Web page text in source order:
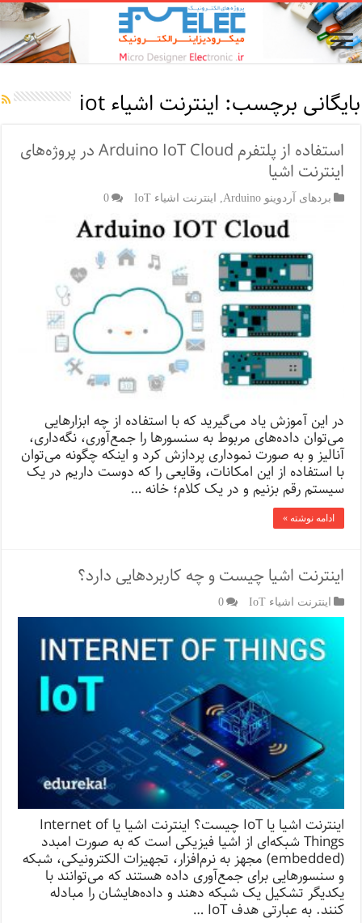
بایگانی برچسب: اینترنت اشیاء iot
استفاده از پلتفرم Arduino IoT Cloud در پروژه‌های
اینترنت اشیا
بردهای آردوینو Arduino اینترنت اشیاء IoT 0
در این آموزش یاد می‌گیرید که با استفاده از چه ابزارهایی
می‌توان داده‌‌های مربوط به سنسورها را جمع‌آوری، نگه‌داری،
آنالیز و به صورت نموداری پردازش کرد و اینکه چگونه می‌توان
با استفاده از این‌ امکانات، وقایعی را که دوست داریم در یک
سیستم رقم بزنیم و در یک کلام؛ خانه …
ادامه نوشته »
اینترنت اشیا چیست و چه کاربردهایی دارد؟
اینترنت اشیاء IoT 0
اینترنت اشیا یا IoT چیست؟ اینترنت اشیا یا Internet of
Things شبکه‌ای از اشیا فیزیکی است که به صورت امبدد
(embedded) مجهز به نرم‌افزار، تجهیزات الکترونیکی، شبکه
و سنسورهایی برای جمع‌آوری داده هستند که می‌توانند با
یکدیگر تشکیل یک شبکه‌ دهند و داده‌هایشان را مبادله
کنند. به عبارتی هدف IoT …